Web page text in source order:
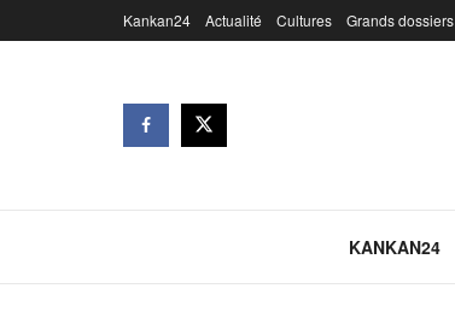
Kankan24 Actualité Cultures Grands dossiers
KANKAN24